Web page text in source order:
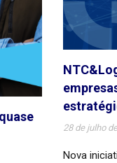
28 de julho
Nova